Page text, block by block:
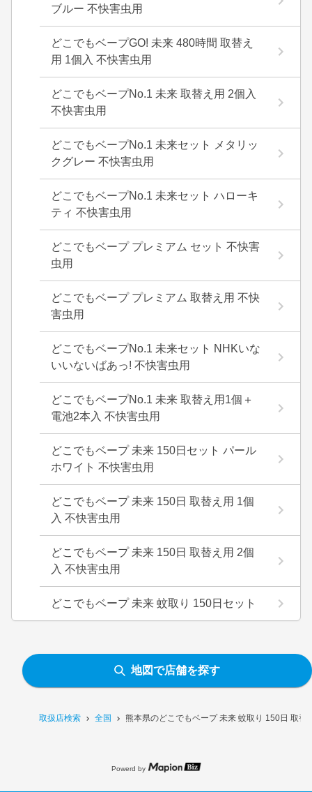
取扱店検索 全国 熊本県のどこでもベープ 未来 蚊取り 150日 取替
ブルー 不快害虫用
どこでもベープGO! 未来 480時間 取替え
用 1個入 不快害虫用
どこでもベープNo.1 未来 取替え用 2個入
不快害虫用
どこでもベープNo.1 未来セット メタリッ
クグレー 不快害虫用
どこでもベープNo.1 未来セット ハローキ
ティ 不快害虫用
どこでもベープ プレミアム セット 不快害
虫用
どこでもベープ プレミアム 取替え用 不快
害虫用
どこでもベープNo.1 未来セット NHKいな
いいないばあっ! 不快害虫用
どこでもベープNo.1 未来 取替え用1個＋
電池2本入 不快害虫用
どこでもベープ 未来 150日セット パール
ホワイト 不快害虫用
どこでもベープ 未来 150日 取替え用 1個
入 不快害虫用
どこでもベープ 未来 150日 取替え用 2個
入 不快害虫用
どこでもベープ 未来 蚊取り 150日セット
地図で店舗を探す
Powerd by